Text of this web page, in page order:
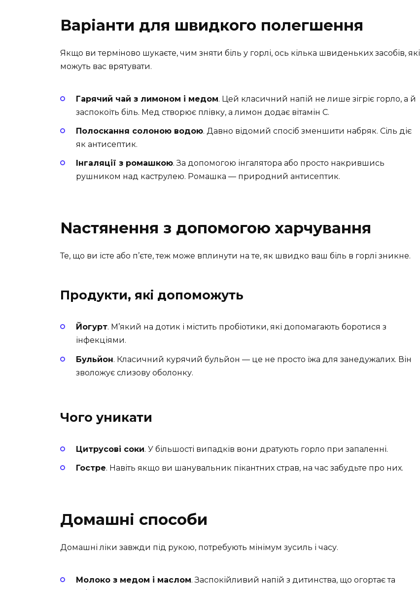
Варіанти для швидкого полегшення
Якщо ви терміново шукаєте, чим зняти біль у горлі, ось кілька швиденьких засобів, які
можуть вас врятувати.
Гарячий чай з лимоном і медом. Цей класичний напій не лише зігріє горло, а й
заспокоїть біль. Мед створює плівку, а лимон додає вітамін С.
Полоскання солоною водою. Давно відомий спосіб зменшити набряк. Сіль діє
як антисептик.
Інгаляції з ромашкою. За допомогою інгалятора або просто накрившись
рушником над каструлею. Ромашка — природний антисептик.
Nастянення з допомогою харчування
Те, що ви їсте або п’єте, теж може вплинути на те, як швидко ваш біль в горлі зникне.
Продукти, які допоможуть
Йогурт. М’який на дотик і містить пробіотики, які допомагають боротися з
інфекціями.
Бульйон. Класичний курячий бульйон — це не просто їжа для занедужалих. Він
зволожує слизову оболонку.
Чого уникати
Цитрусові соки. У більшості випадків вони дратують горло при запаленні.
Гостре. Навіть якщо ви шанувальник пікантних страв, на час забудьте про них.
Домашні способи
Домашні ліки завжди під рукою, потребують мінімум зусиль і часу.
Молоко з медом і маслом. Заспокійливий напій з дитинства, що огортає та